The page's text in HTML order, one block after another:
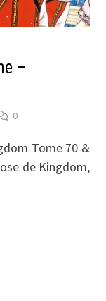
–
0
Tome 70 &
de Kingdom,